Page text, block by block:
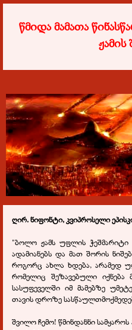
წმიდა მამათა
ჟამის
ღირ. ნიფონტი, კვიპროსელი
"ბოლო ჟამს უფლის ჭეშმარიტი
ადამიანებს და მათ შორის
როგორც ახლა ხდება, არამედ
რომელიც შეზავებული იქნება
სასუფეველში იმ მამებზე
თავის დროზე
შვილო ჩემო! წმინდანნი